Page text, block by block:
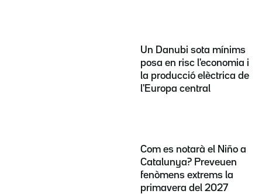
Un Danubi sota mínims
posa en risc l'economia i
la producció elèctrica de
l'Europa central
Com es notarà el Niño a
Catalunya? Preveuen
fenòmens extrems la
primavera del 2027